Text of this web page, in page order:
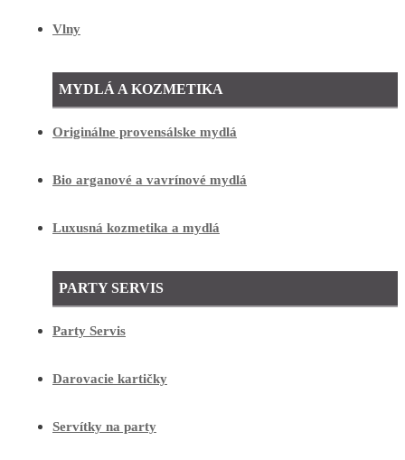
Vlny
MYDLÁ A KOZMETIKA
Originálne provensálske mydlá
Bio arganové a vavrínové mydlá
Luxusná kozmetika a mydlá
PARTY SERVIS
Party Servis
Darovacie kartičky
Servítky na party